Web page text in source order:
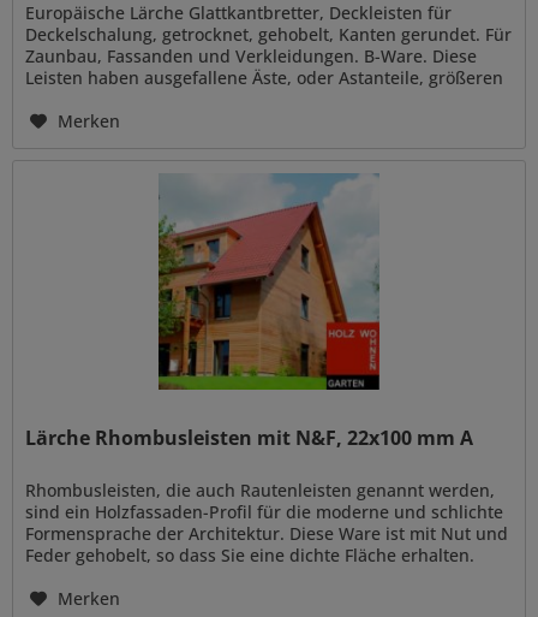
Europäische Lärche Glattkantbretter, Deckleisten für
Deckelschalung, getrocknet, gehobelt, Kanten gerundet. Für
Zaunbau, Fassanden und Verkleidungen. B-Ware. Diese
Leisten haben ausgefallene Äste, oder Astanteile, größeren
Merken
Lärche Rhombusleisten mit N&F, 22x100 mm A
Rhombusleisten, die auch Rautenleisten genannt werden,
sind ein Holzfassaden-Profil für die moderne und schlichte
Formensprache der Architektur. Diese Ware ist mit Nut und
Feder gehobelt, so dass Sie eine dichte Fläche erhalten.
Merken